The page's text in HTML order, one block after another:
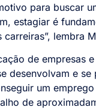
para buscar
estagiar é
lembra
de
desenvolvam e
um
de